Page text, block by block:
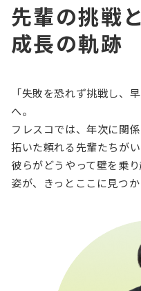
先輩の挑戦と
成長の軌跡
「失敗を恐れず挑戦し、
へ。
フレスコでは、年次に関
拓いた頼れる先輩たちがい
彼らがどうやって壁を乗
姿が、きっとここに見つか